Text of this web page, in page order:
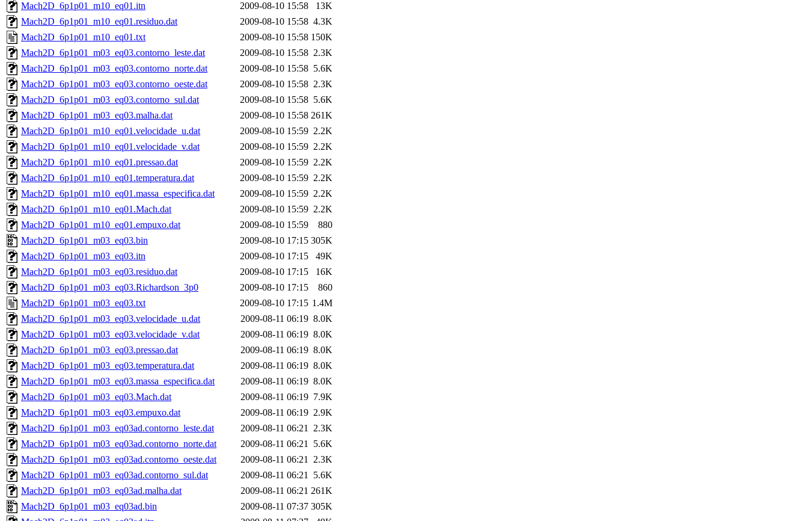
Mach2D_6p1p01_m10_eq01.itn
2009-08-10 15:58
13K
Mach2D_6p1p01_m10_eq01.residuo.dat
2009-08-10 15:58 4.3K
Mach2D_6p1p01_m10_eq01.txt
2009-08-10 15:58 150K
Mach2D_6p1p01_m03_eq03.contorno_leste.dat
2009-08-10 15:58 2.3K
Mach2D_6p1p01_m03_eq03.contorno_norte.dat
2009-08-10 15:58 5.6K
Mach2D_6p1p01_m03_eq03.contorno_oeste.dat
2009-08-10 15:58 2.3K
Mach2D_6p1p01_m03_eq03.contorno_sul.dat
2009-08-10 15:58 5.6K
Mach2D_6p1p01_m03_eq03.malha.dat
2009-08-10 15:58 261K
Mach2D_6p1p01_m10_eq01.velocidade_u.dat
2009-08-10 15:59 2.2K
Mach2D_6p1p01_m10_eq01.velocidade_v.dat
2009-08-10 15:59 2.2K
Mach2D_6p1p01_m10_eq01.pressao.dat
2009-08-10 15:59 2.2K
Mach2D_6p1p01_m10_eq01.temperatura.dat
2009-08-10 15:59 2.2K
Mach2D_6p1p01_m10_eq01.massa_especifica.dat
2009-08-10 15:59 2.2K
Mach2D_6p1p01_m10_eq01.Mach.dat
2009-08-10 15:59 2.2K
Mach2D_6p1p01_m10_eq01.empuxo.dat
2009-08-10 15:59
880
Mach2D_6p1p01_m03_eq03.bin
2009-08-10 17:15 305K
Mach2D_6p1p01_m03_eq03.itn
2009-08-10 17:15
49K
Mach2D_6p1p01_m03_eq03.residuo.dat
2009-08-10 17:15
16K
Mach2D_6p1p01_m03_eq03.Richardson_3p0
2009-08-10 17:15
860
Mach2D_6p1p01_m03_eq03.txt
2009-08-10 17:15 1.4M
Mach2D_6p1p01_m03_eq03.velocidade_u.dat
2009-08-11 06:19 8.0K
Mach2D_6p1p01_m03_eq03.velocidade_v.dat
2009-08-11 06:19 8.0K
Mach2D_6p1p01_m03_eq03.pressao.dat
2009-08-11 06:19 8.0K
Mach2D_6p1p01_m03_eq03.temperatura.dat
2009-08-11 06:19 8.0K
Mach2D_6p1p01_m03_eq03.massa_especifica.dat
2009-08-11 06:19 8.0K
Mach2D_6p1p01_m03_eq03.Mach.dat
2009-08-11 06:19 7.9K
Mach2D_6p1p01_m03_eq03.empuxo.dat
2009-08-11 06:19 2.9K
Mach2D_6p1p01_m03_eq03ad.contorno_leste.dat
2009-08-11 06:21 2.3K
Mach2D_6p1p01_m03_eq03ad.contorno_norte.dat
2009-08-11 06:21 5.6K
Mach2D_6p1p01_m03_eq03ad.contorno_oeste.dat
2009-08-11 06:21 2.3K
Mach2D_6p1p01_m03_eq03ad.contorno_sul.dat
2009-08-11 06:21 5.6K
Mach2D_6p1p01_m03_eq03ad.malha.dat
2009-08-11 06:21 261K
Mach2D_6p1p01_m03_eq03ad.bin
2009-08-11 07:37 305K